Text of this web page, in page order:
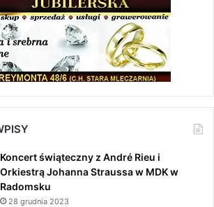
Koncert świąteczny z André Rieu i
Orkiestrą Johanna Straussa w MDK w
Radomsku
28 grudnia 2023